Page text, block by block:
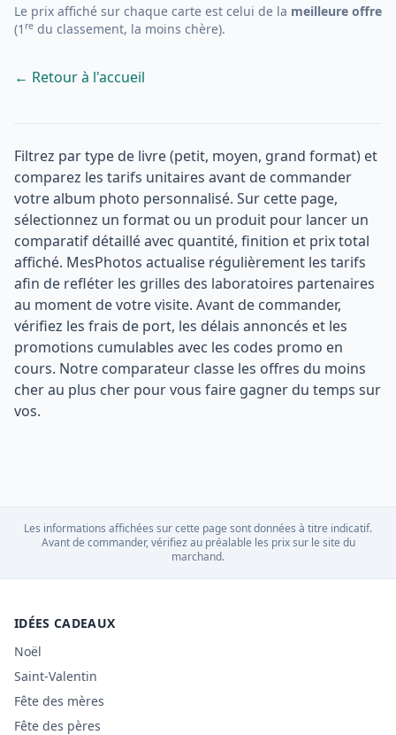
Le prix affiché sur chaque carte est celui de la meilleure offre
(1 re du classement, la moins chère).
← Retour à l'accueil
Filtrez par type de livre (petit, moyen, grand format) et
comparez les tarifs unitaires avant de commander
votre album photo personnalisé. Sur cette page,
sélectionnez un format ou un produit pour lancer un
comparatif détaillé avec quantité, finition et prix total
affiché. MesPhotos actualise régulièrement les tarifs
afin de refléter les grilles des laboratoires partenaires
au moment de votre visite. Avant de commander,
vérifiez les frais de port, les délais annoncés et les
promotions cumulables avec les codes promo en
cours. Notre comparateur classe les offres du moins
cher au plus cher pour vous faire gagner du temps sur
vos.
Les informations affichées sur cette page sont données à titre indicatif.
Avant de commander, vérifiez au préalable les prix sur le site du
marchand.
IDÉES CADEAUX
Noël
Saint-Valentin
Fête des mères
Fête des pères